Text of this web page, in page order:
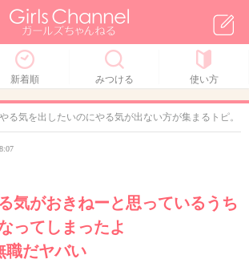
新着順 みつける 使い方
やる気を出したいのにやる気が出ない方が集まるトピ。
気がおきねーと思っているうち
ってしまったよ
職だヤバい